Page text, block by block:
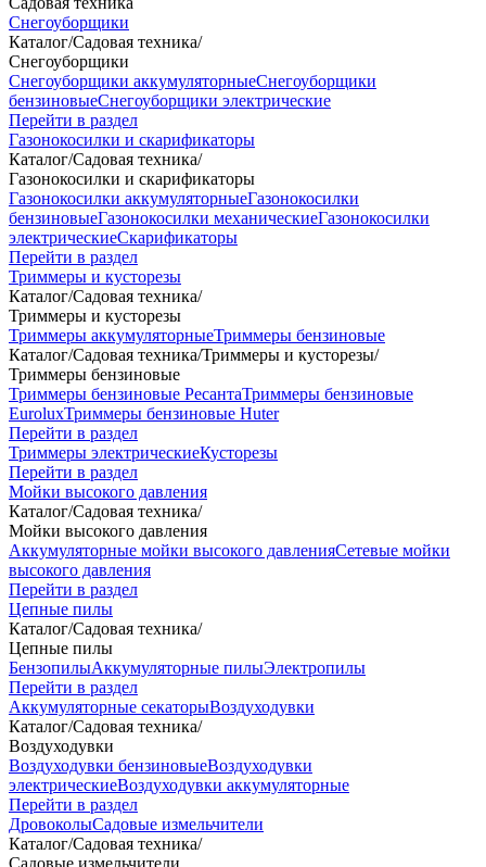
Снегоуборщики
Каталог/Садовая техника/
Снегоуборщики
Снегоуборщики аккумуляторныеСнегоуборщики
бензиновыеСнегоуборщики электрические
Перейти в раздел
Газонокосилки и скарификаторы
Каталог/Садовая техника/
Газонокосилки и скарификаторы
Газонокосилки аккумуляторныеГазонокосилки
бензиновыеГазонокосилки механическиеГазонокосилки
электрическиеСкарификаторы
Перейти в раздел
Триммеры и кусторезы
Каталог/Садовая техника/
Триммеры и кусторезы
Триммеры аккумуляторныеТриммеры бензиновые
Каталог/Садовая техника/Триммеры и кусторезы/
Триммеры бензиновые
Триммеры бензиновые РесантаТриммеры бензиновые
EuroluxТриммеры бензиновые Huter
Перейти в раздел
Триммеры электрическиеКусторезы
Перейти в раздел
Мойки высокого давления
Каталог/Садовая техника/
Мойки высокого давления
Аккумуляторные мойки высокого давленияСетевые мойки
высокого давления
Перейти в раздел
Цепные пилы
Каталог/Садовая техника/
Цепные пилы
БензопилыАккумуляторные пилыЭлектропилы
Перейти в раздел
Аккумуляторные секаторыВоздуходувки
Каталог/Садовая техника/
Воздуходувки
Воздуходувки бензиновыеВоздуходувки
электрическиеВоздуходувки аккумуляторные
Перейти в раздел
ДровоколыСадовые измельчители
Каталог/Садовая техника/
Садовые измельчители